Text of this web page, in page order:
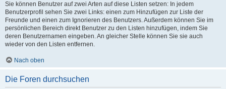
Sie können Benutzer auf zwei Arten auf diese Listen setzen: In jedem
Benutzerprofil sehen Sie zwei Links: einen zum Hinzufügen zur Liste der
Freunde und einen zum Ignorieren des Benutzers. Außerdem können Sie im
persönlichen Bereich direkt Benutzer zu den Listen hinzufügen, indem Sie
deren Benutzernamen eingeben. An gleicher Stelle können Sie sie auch
wieder von den Listen entfernen.
Nach oben
Die Foren durchsuchen